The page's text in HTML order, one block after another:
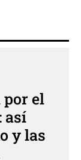
por el
así
y las